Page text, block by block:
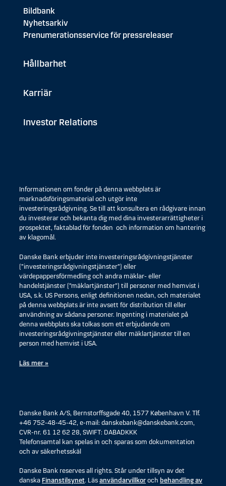
Bildbank
Nyhetsarkiv
Prenumerationsservice för pressreleaser
Hållbarhet
Karriär
Investor Relations
Informationen om fonder på denna webbplats är
marknadsföringsmaterial och utgör inte
investeringsrådgivning. Se till att konsultera en rådgivare innan
du investerar och bekanta dig med dina investerarrättigheter i
prospektet, faktablad för fonden och information om hantering
av klagomål.
Danske Bank erbjuder inte investeringsrådgivningstjänster
(”investeringsrådgivningstjänster”) eller
värdepappersförmedling och andra mäklar- eller
handelstjänster (”mäklartjänster”) till personer med hemvist i
USA, s.k. US Persons, enligt definitionen nedan, och materialet
på denna webbplats är inte avsett för distribution till eller
användning av sådana personer. Ingenting i materialet på
denna webbplats ska tolkas som ett erbjudande om
investeringsrådgivningstjänster eller mäklartjänster till en
person med hemvist i USA.
Läs mer »
Danske Bank A/S, Bernstorffsgade 40, 1577 København V. Tlf.
+46 752-48-45-42, e-mail: danskebank@danskebank.com,
CVR-nr. 61 12 62 28, SWIFT: DABADKKK
Telefonsamtal kan spelas in och sparas som dokumentation
och av säkerhetsskäl
Danske Bank reserves all rights. Står under tillsyn av det
danska Finanstilsynet. Läsanvändarvillkoroch behandling av